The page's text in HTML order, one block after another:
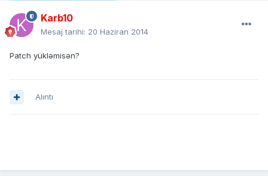
Karb10
Mesaj tarihi: 20 Haziran 2014
Patch yükləmisən?
Alıntı